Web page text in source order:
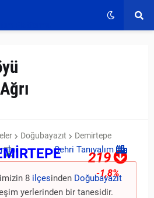
Doğubayazıt Demirtepe
219
-1,8%
Şehri Tanıyalım
8 ilçesinden Doğubayazıt
yerlerinden bir tanesidir.